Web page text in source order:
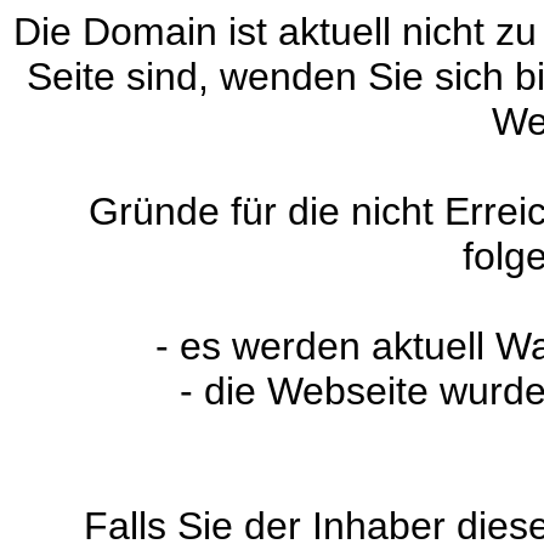
Die Domain ist aktuell nicht
Seite sind, wenden Sie sich
Gründe für die nicht
- es werden aktuell
- die Webseite
Falls Sie der Inhaber